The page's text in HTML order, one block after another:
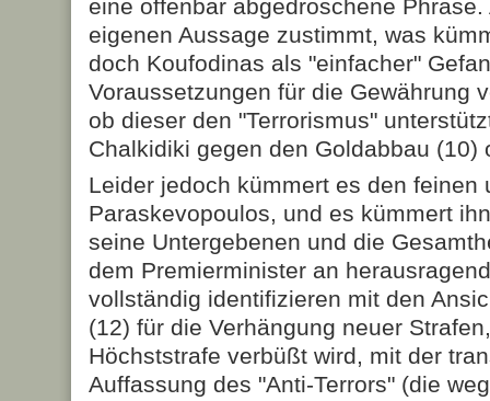
eine offenbar ab­ge­droschene
eigenen Aussage zustimmt, was
doch Koufodinas als "einfacher"
Voraussetzungen für die Gewährung
ob dieser den "Terrorismus"
Chalkidiki gegen den Goldabbau (10)
Leider jedoch kümmert es den feinen
Paraskevopoulos, und es kümmert
seine Untergebenen und die
dem Premierminister an
vollständig iden­tifizieren mit den
(12) für die Verhängung neuer
Höchststrafe verbüßt wird, mit der
Auffassung des "Anti-Terrors" (die